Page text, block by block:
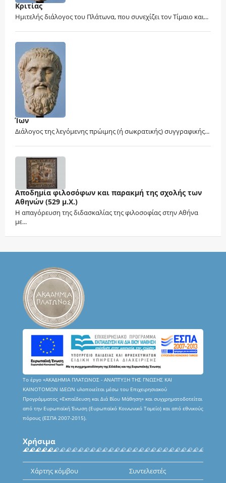
Κριτίας
Ημιτελής διάλογος του Πλάτωνα, που συνεχίζει τον Τίμαιο και...
Ίων
Διάλογος της λεγόμενης πρώιμης (ή σωκρατικής) συγγραφικής...
Αποδημία φιλοσόφων και παρακμή της σχολής των
Αθηνών (529 μ.Χ.)
Η απαγόρευση της διδασκαλίας της φιλοσοφίας στην Αθήνα
με...
Το έργο «ΑΚΑΔΗΜΙΑ ΠΛΑΤΩΝΟΣ - ΑΝΑΠΤΥΞΗ ΤΗΣ ΓΝΩΣΗΣ ΚΑΙ
ΚΑΙΝΟΤΟΜΩΝ ΙΔΕΩΝ υλοποιείται μέσω του Επιχειρησιακού
Προγράμματος «Εκπαίδευση και Διά Βίου Μάθηση» και συγχρηματοδοτείται
από την Ευρωπαϊκή Ένωση (Ευρωπαϊκό Κοινωνικό Ταμείο) και από εθνικούς
πόρους (ΕΣΠΑ 2007-2015).
Χρήσιμα
Χάρτης κόμβου Συντελεστές